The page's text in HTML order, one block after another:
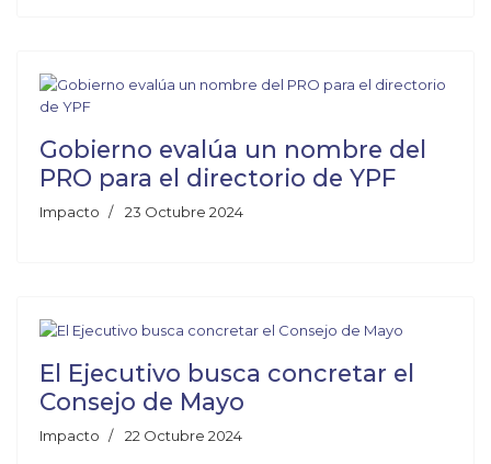
Gobierno evalúa un nombre del
PRO para el directorio de YPF
Impacto 23 Octubre 2024
El Ejecutivo busca concretar el
Consejo de Mayo
Impacto 22 Octubre 2024